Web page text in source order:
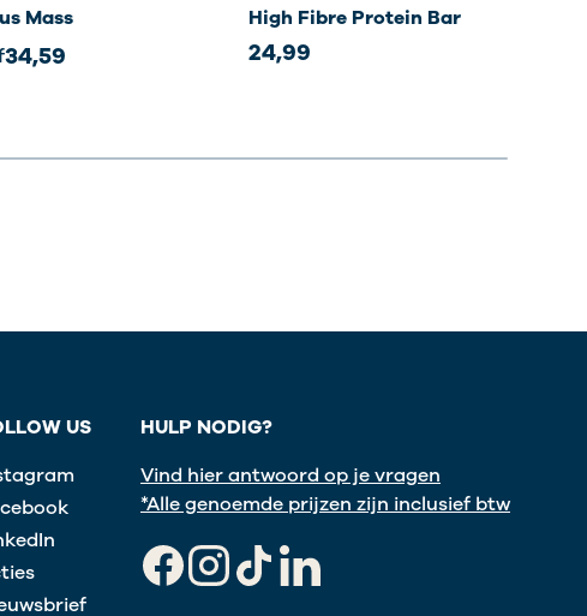
Mass
34,59
High Fibre Protein Bar
24,99
US
HULP NODIG?
Vind hier antwoord op je vragen
*Alle genoemde prijzen zijn inclusief btw
FacebookInstagram
TikTokLinkedIn